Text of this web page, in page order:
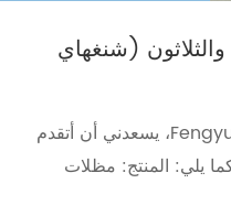
(شنغهاي
تحيات! نيابة عن شركة مظلة Fengyuan، يسعدني أن أتقدم
يلي: المنتج: مظلات